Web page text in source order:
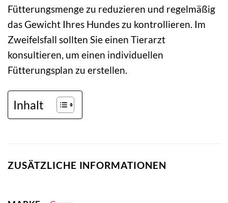
Fütterungsmenge zu reduzieren und regelmäßig
das Gewicht Ihres Hundes zu kontrollieren. Im
Zweifelsfall sollten Sie einen Tierarzt
konsultieren, um einen individuellen
Fütterungsplan zu erstellen.
Inhalt
ZUSÄTZLICHE INFORMATIONEN